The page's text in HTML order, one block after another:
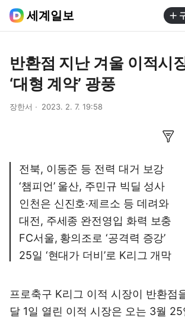
세계일보
반환점 지난 겨울 이적시
‘대형 계약’ 광풍
장한서 2023. 2. 7. 19:58
전북, 이동준 등 전력 대거 보강
‘챔피언’ 울산, 주민규 빅딜 성사
인천은 신진호·제르소 등 데려와
대전, 주세종 완전영입 화력 보충
FC서울, 황의조로 ‘공격력 증강’
25일 ‘현대가 더비’로 K리그 개막
프로축구 K리그 이적 시장이 반환점
달 1일 열린 이적 시장은 오는 3월